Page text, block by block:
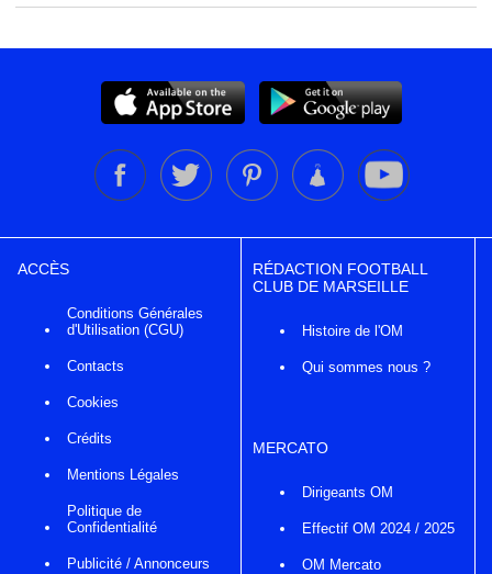
ACCÈS
Conditions Générales
d'Utilisation (CGU)
Contacts
Cookies
Crédits
Mentions Légales
Politique de
Confidentialité
Publicité / Annonceurs
RÉDACTION FOOTBALL
CLUB DE MARSEILLE
Histoire de l'OM
Qui sommes nous ?
MERCATO
Dirigeants OM
Effectif OM 2024 / 2025
OM Mercato